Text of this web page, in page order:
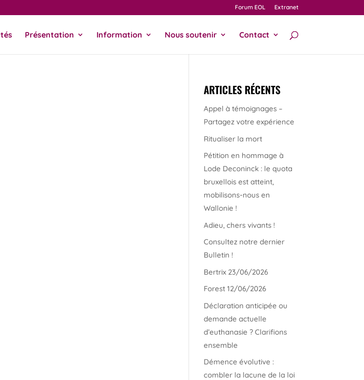
Forum EOL Extranet
Présentation Information Nous soutenir Contact
ARTICLES RÉCENTS
Appel à témoignages –
Partagez votre expérience
Ritualiser la mort
Pétition en hommage à
Lode Deconinck : le quota
bruxellois est atteint,
mobilisons-nous en
Wallonie !
Adieu, chers vivants !
Consultez notre dernier
Bulletin !
Bertrix 23/06/2026
Forest 12/06/2026
Déclaration anticipée ou
demande actuelle
d’euthanasie ? Clarifions
ensemble
Démence évolutive :
combler la lacune de la loi